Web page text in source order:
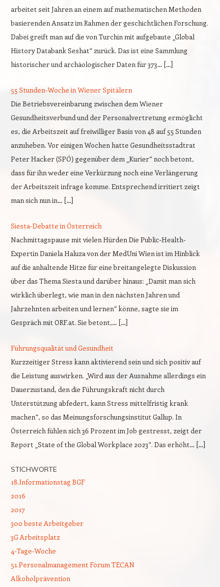
arbeitet seit Jahren an einem auf mathematischen Methoden
basierenden Ansatz im Rahmen der geschichtlichen Forschung.
Dabei greift man auf die von Turchin mit aufgebaute „Global
History Databank Seshat“ zurück. Das ist eine Sammlung
historischer und archäologischer Daten für 373… […]
55 Stunden-Woche in Wiener Spitälern
Die Betriebsvereinbarung zwischen dem Wiener
Gesundheitsverbund und der Personalvertretung ermöglicht
es, die Arbeitszeit auf freiwilliger Basis von 48 auf 55 Stunden
anzuheben. Vor einigen Wochen hatte Gesundheitsstadtrat
Peter Hacker (SPÖ) gegenüber dem „Kurier“ noch betont,
dass für ihn weder eine Verkürzung noch eine Verlängerung
der Arbeitszeit infrage komme. Entsprechend irritiert zeigt
man sich nun in… […]
Siesta-Debatte in Österreich
Nachmittagspause mit vielen Hürden Die Public-Health-
Expertin Daniela Haluza von der MedUni Wien ist im Hinblick
auf die anhaltende Hitze für eine breitangelegte Diskussion
über das Thema Siesta und darüber hinaus: „Damit man sich
wirklich überlegt, wie man in den nächsten Jahren und
Jahrzehnten arbeiten und lernen“ könne, sagte sie im
Gespräch mit ORF.at. Sie betont,… […]
Führungsqualität und Gesundheit
Kurzzeitiger Stress kann aktivierend sein und sich positiv auf
die Leistung auswirken. „Wird aus der Ausnahme allerdings ein
Dauerzustand, den die Führungskraft nicht durch
Unterstützung abfedert, kann Stress mittelfristig krank
machen“, so das Meinungsforschungsinstitut Gallup. In
Österreich fühlen sich 36 Prozent im Job gestresst, zeigt der
Report „State of the Global Workplace 2023“. Das erhöht… […]
STICHWORTE
18.Informationstag BGF
2016
2017
300 beste Arbeitgeber
3G Arbeitsplatz
4-Tage-Woche
51.Personalmanagement Forum TECAN
Alkoholprävention